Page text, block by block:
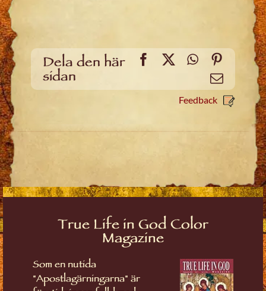
Dela den här
sidan
Facebook
X WhatsApp
Email
Feedback
True Life in God Color
Magazine
Som en nutida
"Apostlagärningarna" är